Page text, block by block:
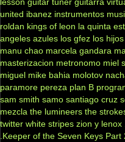
united ibanez instrumentos
roldan kings of leon la quinta
angeles azules los gfez los
manu chao marcela gandara
masterizacion metronomo miel
miguel mike bahia molotov
paramore pereza plan B
sam smith samo santiago cruz
mezcla the lumineers the
twitter white stripes zion y lenox
.Keeper of the Seven Keys Part